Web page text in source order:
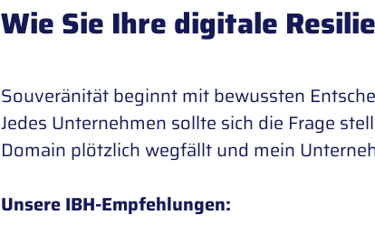
Wie Sie Ihre digitale
Souveränität beginnt mit bewussten
Jedes Unternehmen sollte sich die Frage
Domain plötzlich wegfällt und mein
Unsere IBH-Empfehlungen: